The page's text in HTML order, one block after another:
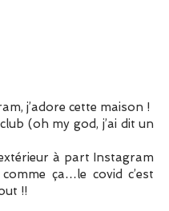
j’adore cette maison !
(oh my god, j’ai dit un
à part Instagram
ça…le covid c’est
!!